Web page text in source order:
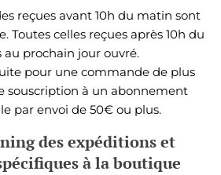
reçues avant 10h du matin sont
Toutes celles reçues après 10h du
prochain jour ouvré.
pour une commande de plus
souscription à un abonnement
par envoi de 50€ ou plus.
des expéditions et
à la boutique